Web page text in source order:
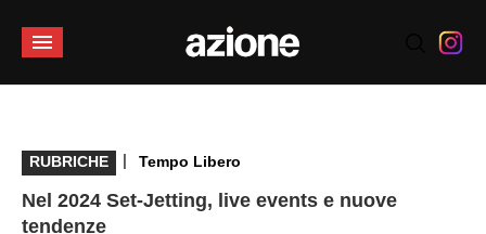
RUBRICHE | Tempo Libero
Nel 2024 Set-Jetting, live events e nuove
tendenze